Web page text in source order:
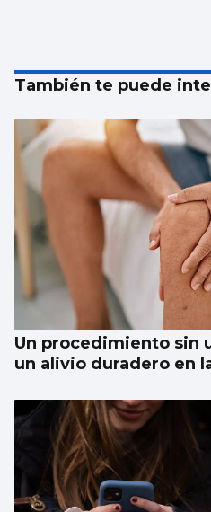
También te puede
Un procedimiento sin
un alivio duradero en